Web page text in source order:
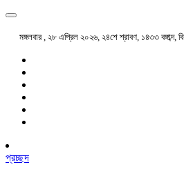
মঙ্গলবার , ২৮ এপ্রিল ২০২৬, ২৪শে শ্রাবণ, ১৪৩৩ বঙ্গাব্দ,
প্রচ্ছদ